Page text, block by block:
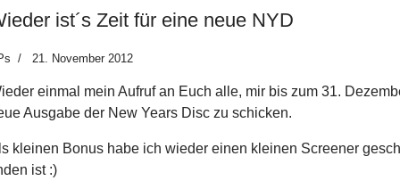
ist´s Zeit für eine neue NYD
21. November 2012
einmal mein Aufruf an Euch alle, mir bis zum 31.
Ausgabe der New Years Disc zu schicken.
kleinen Bonus habe ich wieder einen kleinen Screener
ist :)